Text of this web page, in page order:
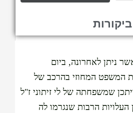
ניתן לאחרונה, ביום
פסק בית המשפט המחוזי בהרכב של
שמשפחתה של לי זיתוני ז"ל
העלויות הרבות שנגרמו לה
ביקורות